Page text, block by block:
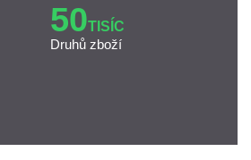
50TISÍC
Druhů zboží